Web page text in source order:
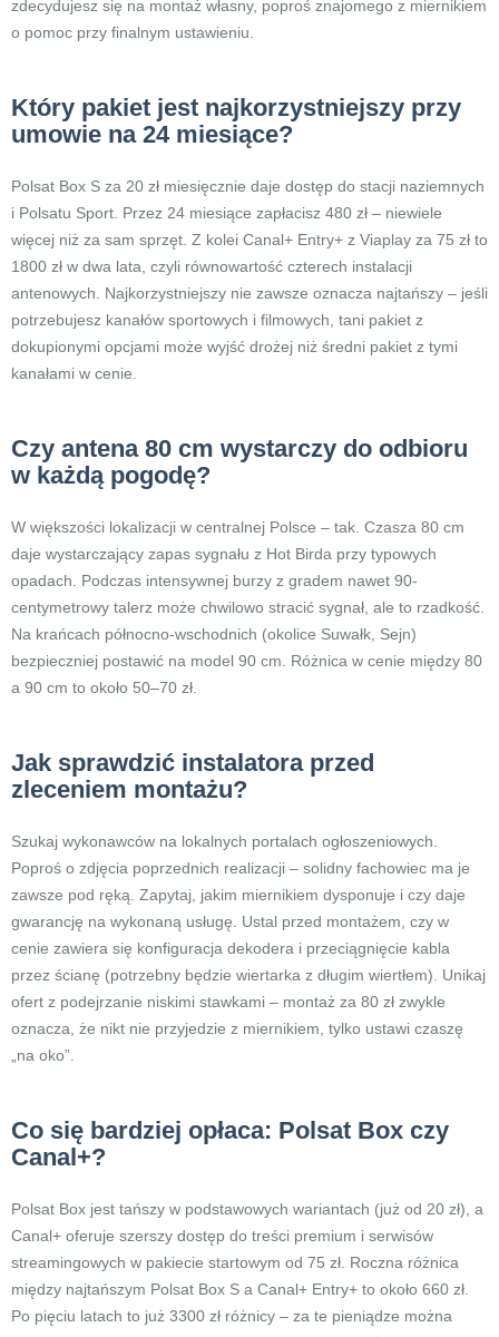
zdecydujesz się na montaż własny, poproś znajomego z miernikiem
o pomoc przy finalnym ustawieniu.
Który pakiet jest najkorzystniejszy przy
umowie na 24 miesiące?
Polsat Box S za 20 zł miesięcznie daje dostęp do stacji naziemnych
i Polsatu Sport. Przez 24 miesiące zapłacisz 480 zł – niewiele
więcej niż za sam sprzęt. Z kolei Canal+ Entry+ z Viaplay za 75 zł to
1800 zł w dwa lata, czyli równowartość czterech instalacji
antenowych. Najkorzystniejszy nie zawsze oznacza najtańszy – jeśli
potrzebujesz kanałów sportowych i filmowych, tani pakiet z
dokupionymi opcjami może wyjść drożej niż średni pakiet z tymi
kanałami w cenie.
Czy antena 80 cm wystarczy do odbioru
w każdą pogodę?
W większości lokalizacji w centralnej Polsce – tak. Czasza 80 cm
daje wystarczający zapas sygnału z Hot Birda przy typowych
opadach. Podczas intensywnej burzy z gradem nawet 90-
centymetrowy talerz może chwilowo stracić sygnał, ale to rzadkość.
Na krańcach północno-wschodnich (okolice Suwałk, Sejn)
bezpieczniej postawić na model 90 cm. Różnica w cenie między 80
a 90 cm to około 50–70 zł.
Jak sprawdzić instalatora przed
zleceniem montażu?
Szukaj wykonawców na lokalnych portalach ogłoszeniowych.
Poproś o zdjęcia poprzednich realizacji – solidny fachowiec ma je
zawsze pod ręką. Zapytaj, jakim miernikiem dysponuje i czy daje
gwarancję na wykonaną usługę. Ustal przed montażem, czy w
cenie zawiera się konfiguracja dekodera i przeciągnięcie kabla
przez ścianę (potrzebny będzie wiertarka z długim wiertłem). Unikaj
ofert z podejrzanie niskimi stawkami – montaż za 80 zł zwykle
oznacza, że nikt nie przyjedzie z miernikiem, tylko ustawi czaszę
„na oko”.
Co się bardziej opłaca: Polsat Box czy
Canal+?
Polsat Box jest tańszy w podstawowych wariantach (już od 20 zł), a
Canal+ oferuje szerszy dostęp do treści premium i serwisów
streamingowych w pakiecie startowym od 75 zł. Roczna różnica
między najtańszym Polsat Box S a Canal+ Entry+ to około 660 zł.
Po pięciu latach to już 3300 zł różnicy – za te pieniądze można